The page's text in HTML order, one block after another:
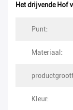
Het drijvende Hof
Punt:
Materiaal:
Kleur: